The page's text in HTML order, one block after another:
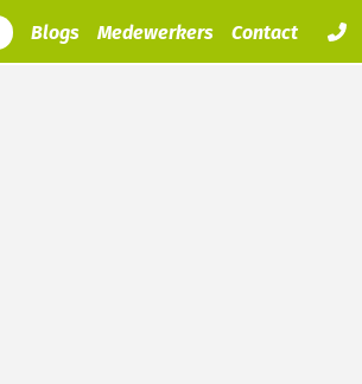
Blogs Medewerkers Contact